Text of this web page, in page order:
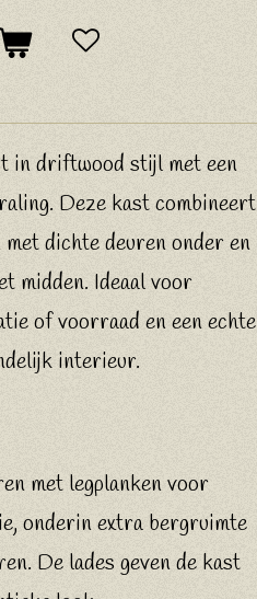
in driftwood stijl met een
Deze kast combineert
dichte deuren onder en
midden. Ideaal voor
of voorraad en een echte
interieur.
met legplanken voor
onderin extra bergruimte
De lades geven de kast